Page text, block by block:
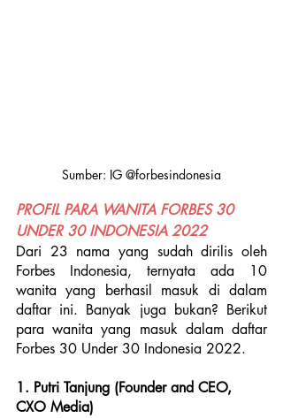
Sumber: IG @forbesindonesia
PROFIL PARA WANITA FORBES 30
UNDER 30 INDONESIA 2022
Dari 23 nama yang sudah dirilis oleh
Forbes Indonesia, ternyata ada 10
wanita yang berhasil masuk di dalam
daftar ini. Banyak juga bukan? Berikut
para wanita yang masuk dalam daftar
Forbes 30 Under 30 Indonesia 2022.
1. Putri Tanjung (Founder and CEO,
CXO Media)